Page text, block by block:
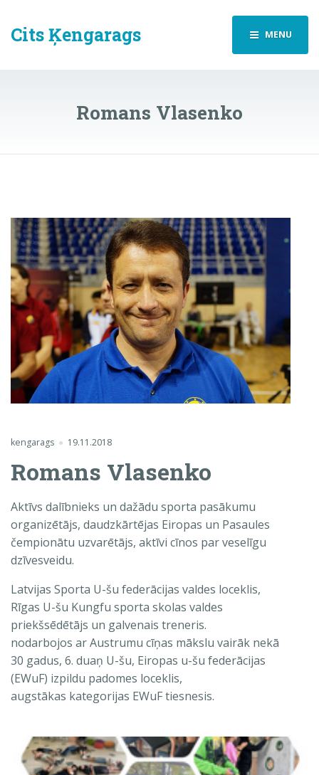
Cits Ķengarags MENU
Romans Vlasenko
kengarags 19.11.2018
Romans Vlasenko
Aktīvs dalībnieks un dažādu sporta pasākumu
organizētājs, daudzkārtējas Eiropas un Pasaules
čempionātu uzvarētājs, aktīvi cīnos par veselīgu
dzīvesveidu.
Latvijas Sporta U-šu federācijas valdes loceklis,
Rīgas U-šu Kungfu sporta skolas valdes
priekšsēdētājs un galvenais treneris.
nodarbojos ar Austrumu cīņas mākslu vairāk nekā
30 gadus, 6. duaņ U-šu, Eiropas u-šu federācijas
(EWuF) izpildu padomes loceklis,
augstākas kategorijas EWuF tiesnesis.